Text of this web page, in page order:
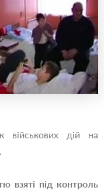
військових дій на
взяті під контроль